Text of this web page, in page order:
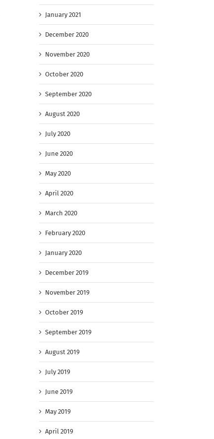
January 2021
December 2020
November 2020
October 2020
September 2020
August 2020
July 2020
June 2020
May 2020
April 2020
March 2020
February 2020
January 2020
December 2019
November 2019
October 2019
September 2019
August 2019
July 2019
June 2019
May 2019
April 2019